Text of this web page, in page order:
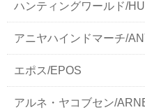
ハンティングワールド/
アニヤハインドマーチ/
エポス/EPOS
アルネ・ヤコブセン/